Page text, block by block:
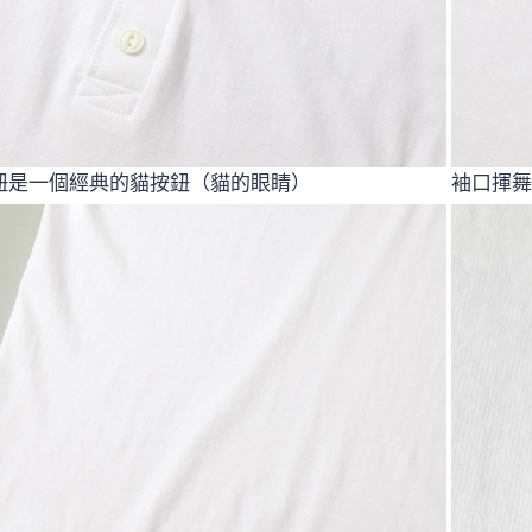
一個經典的貓按鈕（貓的眼睛） 袖口揮